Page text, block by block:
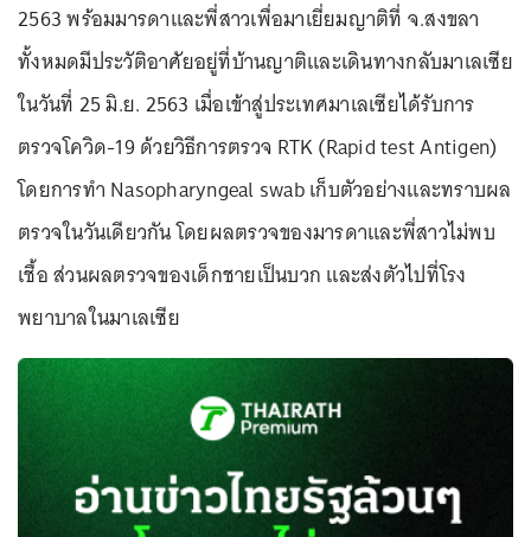
2563 พร้อมมารดาและพี่สาวเพื่อมาเยี่ยมญาติที่ จ.สงขลา
ทั้งหมดมีประวัติอาศัยอยู่ที่บ้านญาติและเดินทางกลับมาเลเซีย
ในวันที่ 25 มิ.ย. 2563 เมื่อเข้าสู่ประเทศมาเลเซียได้รับการ
ตรวจโควิด-19 ด้วยวิธีการตรวจ RTK (Rapid test Antigen)
โดยการทำ Nasopharyngeal swab เก็บตัวอย่างและทราบผล
ตรวจในวันเดียวกัน โดยผลตรวจของมารดาและพี่สาวไม่พบ
เชื้อ ส่วนผลตรวจของเด็กชายเป็นบวก และส่งตัวไปที่โรง
พยาบาลในมาเลเซีย